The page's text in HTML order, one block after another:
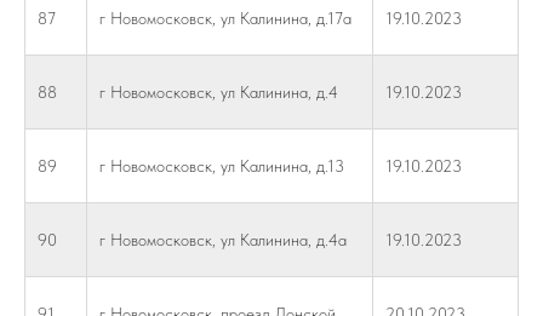
87 г Новомосковск, ул Калинина, д.17а 19.10.2023
88 г Новомосковск, ул Калинина, д.4 19.10.2023
89 г Новомосковск, ул Калинина, д.13 19.10.2023
90 г Новомосковск, ул Калинина, д.4а 19.10.2023